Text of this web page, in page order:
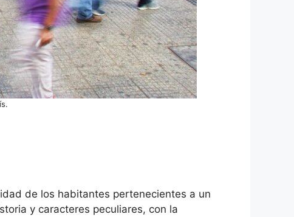
de los habitantes pertenecientes a un
y caracteres peculiares, con la